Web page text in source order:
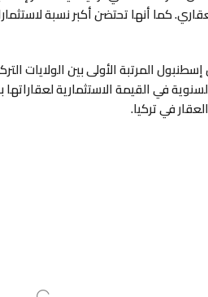
كما أنها تحتضن أكبر نسبة
في تركيا.